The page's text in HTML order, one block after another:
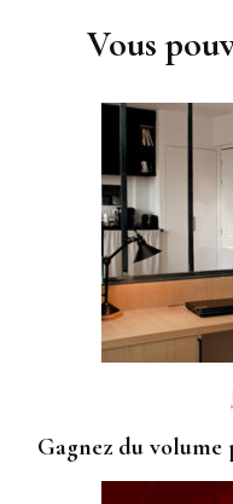
Vous
Gagnez du volume